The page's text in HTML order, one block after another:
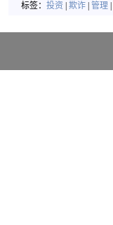
标签： 投资 欺诈 管理